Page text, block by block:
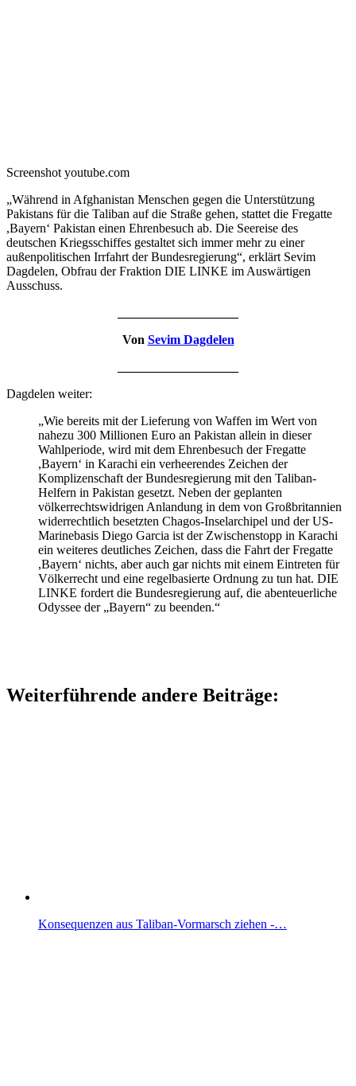
Screenshot youtube.com
„Während in Afghanistan Menschen gegen die Unterstützung
Pakistans für die Taliban auf die Straße gehen, stattet die Fregatte
,Bayern‘ Pakistan einen Ehrenbesuch ab. Die Seereise des
deutschen Kriegsschiffes gestaltet sich immer mehr zu einer
außenpolitischen Irrfahrt der Bundesregierung“, erklärt Sevim
Dagdelen, Obfrau der Fraktion DIE LINKE im Auswärtigen
Ausschuss.
Von Sevim Dagdelen
Dagdelen weiter:
„Wie bereits mit der Lieferung von Waffen im Wert von
nahezu 300 Millionen Euro an Pakistan allein in dieser
Wahlperiode, wird mit dem Ehrenbesuch der Fregatte
,Bayern‘ in Karachi ein verheerendes Zeichen der
Komplizenschaft der Bundesregierung mit den Taliban-
Helfern in Pakistan gesetzt. Neben der geplanten
völkerrechtswidrigen Anlandung in dem von Großbritannien
widerrechtlich besetzten Chagos-Inselarchipel und der US-
Marinebasis Diego Garcia ist der Zwischenstopp in Karachi
ein weiteres deutliches Zeichen, dass die Fahrt der Fregatte
,Bayern‘ nichts, aber auch gar nichts mit einem Eintreten für
Völkerrecht und eine regelbasierte Ordnung zu tun hat. DIE
LINKE fordert die Bundesregierung auf, die abenteuerliche
Odyssee der „Bayern“ zu beenden.“
Weiterführende andere Beiträge:
Konsequenzen aus Taliban-Vormarsch ziehen -…